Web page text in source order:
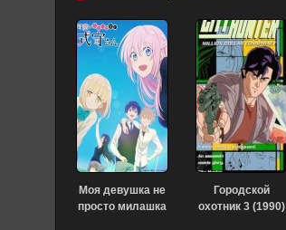
Моя девушка не
просто милашка
Городской
охотник 3 (1990)